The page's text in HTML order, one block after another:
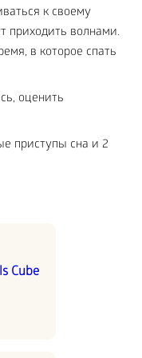
к своему
приходить волнами.
в которое спать
оценить
приступы сна и 2
Cube